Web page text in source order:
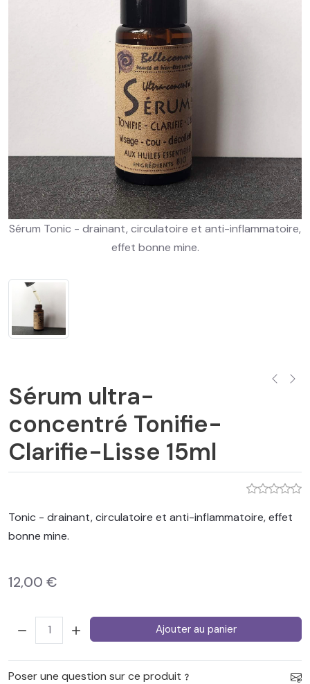
Sérum Tonic - drainant, circulatoire et anti-inflammatoire,
effet bonne mine.
Sérum ultra-
concentré Tonifie-
Clarifie-Lisse 15ml
Tonic - drainant, circulatoire et anti-inflammatoire, effet
bonne mine.
12,00 €
Quantité: Ajouter au panier
Poser une question sur ce produit